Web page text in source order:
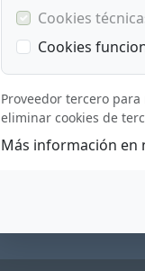
Cookies
Cookies
Proveedor tercero para
eliminar cookies de
Más información en